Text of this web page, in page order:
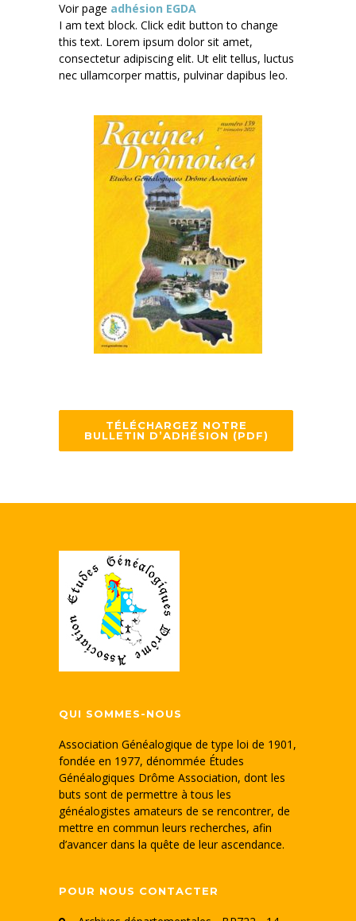
Voir page adhésion EGDA
I am text block. Click edit button to change
this text. Lorem ipsum dolor sit amet,
consectetur adipiscing elit. Ut elit tellus, luctus
nec ullamcorper mattis, pulvinar dapibus leo.
TÉLÉCHARGEZ NOTRE
BULLETIN D’ADHÉSION (PDF)
QUI SOMMES-NOUS
Association Généalogique de type loi de 1901,
fondée en 1977, dénommée Études
Généalogiques Drôme Association, dont les
buts sont de permettre à tous les
généalogistes amateurs de se rencontrer, de
mettre en commun leurs recherches, afin
d’avancer dans la quête de leur ascendance.
POUR NOUS CONTACTER